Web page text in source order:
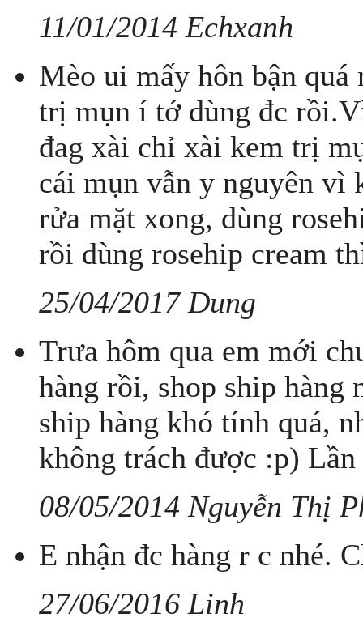
11/01/2014 Echxanh
Mèo ui mấy hôn bận
trị mụn í tớ dùng đc
đag xài chỉ xài kem trị
cái mụn vẫn y nguyên vì
rửa mặt xong, dùng
rồi dùng rosehip cream
25/04/2017 Dung
Trưa hôm qua em mới
hàng rồi, shop ship
ship hàng khó tính quá,
không trách được :p)
08/05/2014 Nguyễn Thị
E nhận đc hàng r c nhé.
27/06/2016 Linh